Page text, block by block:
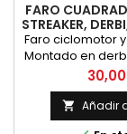
FARO
STREAKER,
Y
Faro ciclomotor
Montado en
Bultaco
otras.
Precio
 Añadir